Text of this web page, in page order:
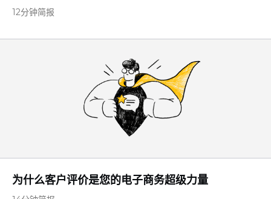
12分钟简报
为什么客户评价是您的电子商务超级力量